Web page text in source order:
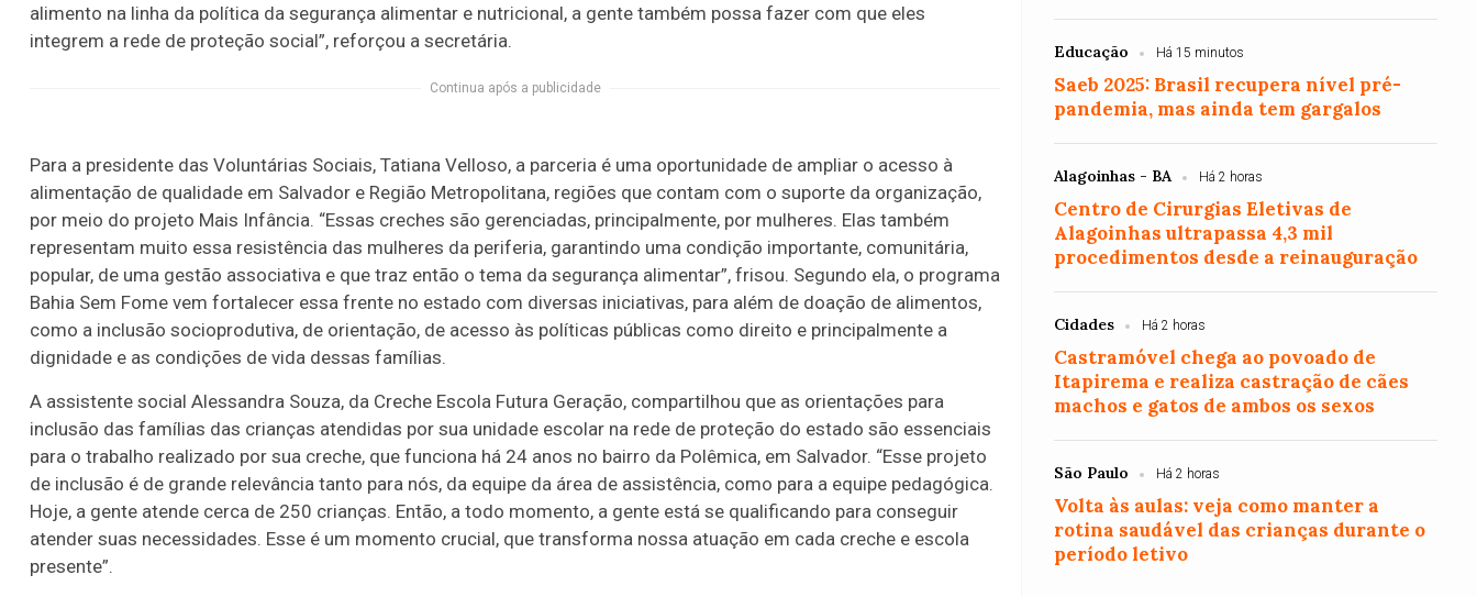
alimento na linha da política da segurança alimentar e nutricional, a gente também possa fazer com que eles
integrem a rede de proteção social”, reforçou a secretária.
Continua após a publicidade
Para a presidente das Voluntárias Sociais, Tatiana Velloso, a parceria é uma oportunidade de ampliar o acesso à
alimentação de qualidade em Salvador e Região Metropolitana, regiões que contam com o suporte da organização,
por meio do projeto Mais Infância. “Essas creches são gerenciadas, principalmente, por mulheres. Elas também
representam muito essa resistência das mulheres da periferia, garantindo uma condição importante, comunitária,
popular, de uma gestão associativa e que traz então o tema da segurança alimentar”, frisou. Segundo ela, o programa
Bahia Sem Fome vem fortalecer essa frente no estado com diversas iniciativas, para além de doação de alimentos,
como a inclusão socioprodutiva, de orientação, de acesso às políticas públicas como direito e principalmente a
dignidade e as condições de vida dessas famílias.
A assistente social Alessandra Souza, da Creche Escola Futura Geração, compartilhou que as orientações para
inclusão das famílias das crianças atendidas por sua unidade escolar na rede de proteção do estado são essenciais
para o trabalho realizado por sua creche, que funciona há 24 anos no bairro da Polêmica, em Salvador. “Esse projeto
de inclusão é de grande relevância tanto para nós, da equipe da área de assistência, como para a equipe pedagógica.
Hoje, a gente atende cerca de 250 crianças. Então, a todo momento, a gente está se qualificando para conseguir
atender suas necessidades. Esse é um momento crucial, que transforma nossa atuação em cada creche e escola
presente”.
Educação Há 15 minutos
Saeb 2025: Brasil recupera nível pré-
pandemia, mas ainda tem gargalos
Alagoinhas - BA Há 2 horas
Centro de Cirurgias Eletivas de
Alagoinhas ultrapassa 4,3 mil
procedimentos desde a reinauguração
Cidades Há 2 horas
Castramóvel chega ao povoado de
Itapirema e realiza castração de cães
machos e gatos de ambos os sexos
São Paulo Há 2 horas
Volta às aulas: veja como manter a
rotina saudável das crianças durante o
período letivo